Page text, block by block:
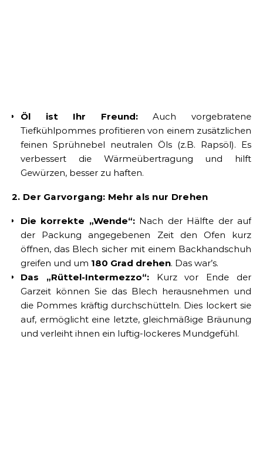
Öl ist Ihr Freund:Auch vorgebratene
Tiefkühlpommes profitieren von einem zusätzlichen
feinen Sprühnebel neutralen Öls (z.B. Rapsöl). Es
verbessert die Wärmeübertragung und hilft
Gewürzen, besser zu haften.
2. Der Garvorgang: Mehr als nur Drehen
Die korrekte „Wende“:Nach der Hälfte der auf
der Packung angegebenen Zeit den Ofen kurz
öffnen, das Blech sicher mit einem Backhandschuh
greifen und um 180 Grad drehen. Das war’s.
Das „Rüttel-Intermezzo“:Kurz vor Ende der
Garzeit können Sie das Blech herausnehmen und
die Pommes kräftig durchschütteln. Dies lockert sie
auf, ermöglicht eine letzte, gleichmäßige Bräunung
und verleiht ihnen ein luftig-lockeres Mundgefühl.